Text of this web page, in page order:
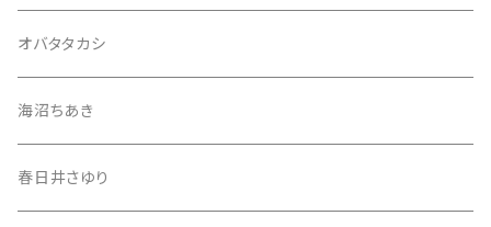
オバタタカシ
海沼ちあき
春日井さゆり